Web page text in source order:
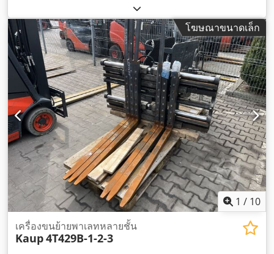
โฆษณาขนาดเล็ก
1 / 10
เครื่องขนย้ายพาเลทหลายชั้น
Kaup4T429B-1-2-3